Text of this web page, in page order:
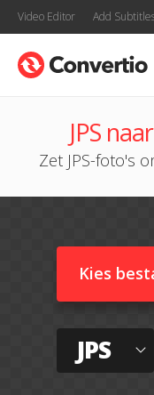
Video Editor Add
JPS
Zet JPS-foto's
Kies
JPS